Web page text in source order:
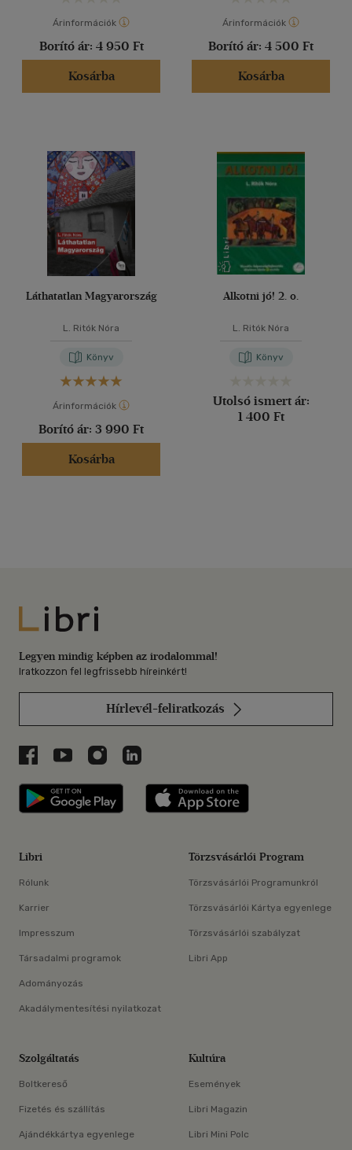
Árinformációk
Borító ár: 4 950 Ft
Kosárba
Árinformációk
Borító ár: 4 500 Ft
Kosárba
Láthatatlan Magyarország
L. Ritók Nóra
Könyv
Árinformációk
Borító ár: 3 990 Ft
Kosárba
Alkotni jó! 2. o.
L. Ritók Nóra
Könyv
Utolsó ismert ár:
1 400 Ft
Libri
Legyen mindig képben az irodalommal!
Iratkozzon fel legfrissebb híreinkért!
Hírlevél-feliratkozás
Libri a Facebookon
Libri a Youtube-on
Libri az Instagramon
Libri a LinkedInen
Libri applikáció Szerezd meg: Google
Libri
Rólunk
Karrier
Impresszum
Társadalmi programok
Adományozás
Akadálymentesítési nyilatkozat
Törzsvásárlói Program
Törzsvásárlói Programunkról
Törzsvásárlói Kártya egyenlege
Törzsvásárlói szabályzat
Libri App
Szolgáltatás
Boltkereső
Fizetés és szállítás
Ajándékkártya egyenlege
Kultúra
Események
Libri Magazin
Libri Mini Polc